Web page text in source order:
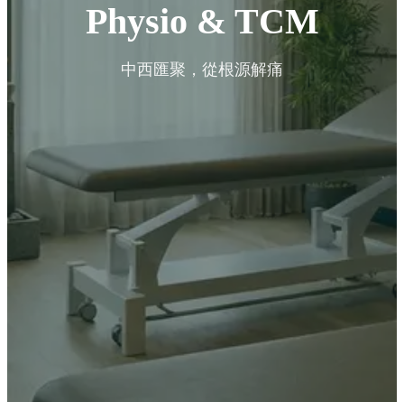
Physio & TCM
中西匯聚，從根源解痛